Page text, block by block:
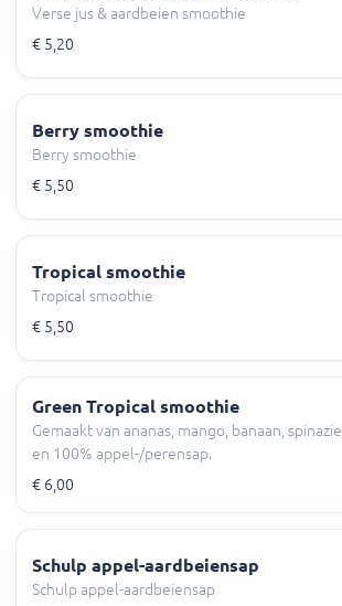
Verse jus & aardbeien smoothie
€ 5,20
Berry smoothie
Berry smoothie
€ 5,50
Tropical smoothie
Tropical smoothie
€ 5,50
Green Tropical smoothie
Gemaakt van ananas, mango, banaan, spinazie
en 100% appel-/perensap.
€ 6,00
Schulp appel-aardbeiensap
Schulp appel-aardbeiensap